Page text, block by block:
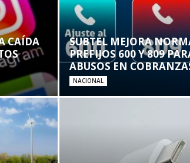
CAÍDA
SUBTEL MEJORA
PREFIJOS 600 Y 809
ABUSOS EN
NACIONAL